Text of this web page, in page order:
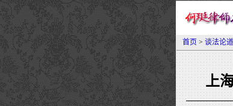
首页 > 谈法论道
上